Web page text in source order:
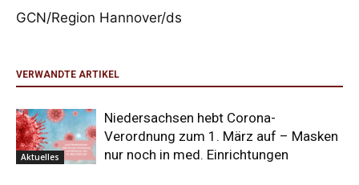
GCN/Region Hannover/ds
VERWANDTE ARTIKEL
Aktuelles
Niedersachsen hebt Corona-
Verordnung zum 1. März auf – Masken
nur noch in med. Einrichtungen